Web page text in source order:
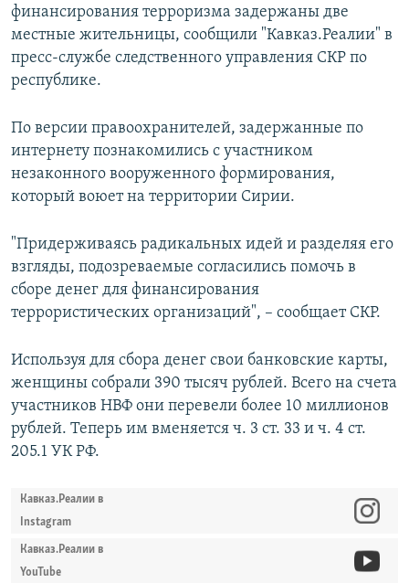
финансирования терроризма задержаны две
местные жительницы, сообщили "Кавказ.Реалии" в
пресс-службе следственного управления СКР по
республике.
По версии правоохранителей, задержанные по
интернету познакомились с участником
незаконного вооруженного формирования,
который воюет на территории Сирии.
"Придерживаясь радикальных идей и разделяя его
взгляды, подозреваемые согласились помочь в
сборе денег для финансирования
террористических организаций", – сообщает СКР.
Используя для сбора денег свои банковские карты,
женщины собрали 390 тысяч рублей. Всего на счета
участников НВФ они перевели более 10 миллионов
рублей. Теперь им вменяется ч. 3 ст. 33 и ч. 4 ст.
205.1 УК РФ.
Кавказ.Реалии в
Instagram
Кавказ.Реалии в
YouTube